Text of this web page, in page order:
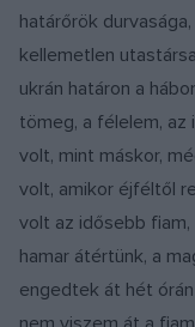
határőrök
kellemetlen
ukrán határon a
tömeg, a félelem, az
volt, mint máskor,
volt, amikor éjféltől
volt az idősebb fiam,
hamar átértünk, a
engedtek át hét